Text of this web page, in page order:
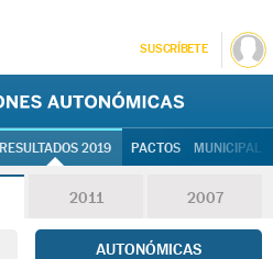
SUSCRÍBETE
RESULTADOS 2019 PACTOS
2011 2007
AUTONÓMICAS